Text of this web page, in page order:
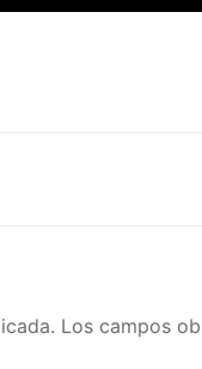
Los campos